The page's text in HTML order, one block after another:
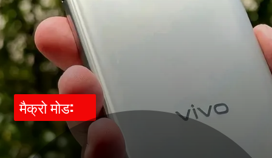
मैक्रो मोड: